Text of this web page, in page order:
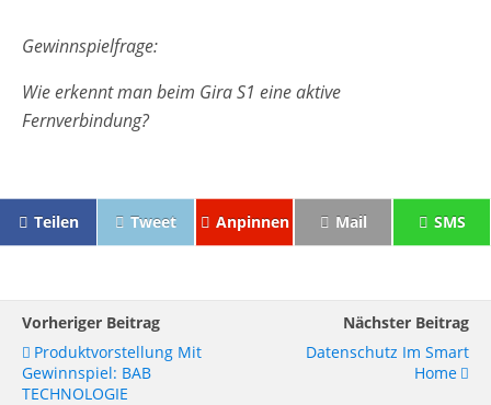
Gewinnspielfrage:
Wie erkennt man beim Gira S1 eine aktive
Fernverbindung?
Teilen Tweet Anpinnen Mail SMS
Vorheriger Beitrag
Produktvorstellung Mit
Gewinnspiel: BAB
TECHNOLOGIE
Nächster Beitrag
Datenschutz Im Smart
Home